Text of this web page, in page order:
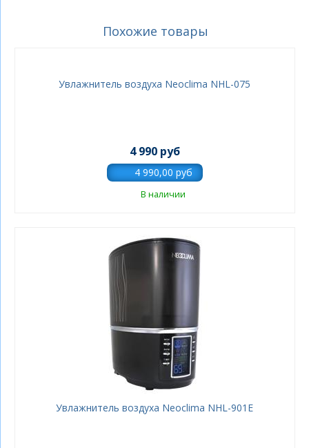
Похожие товары
Увлажнитель воздуха Neoclima NHL-075
4 990 руб
В наличии
Увлажнитель воздуха Neoclima NHL-901E